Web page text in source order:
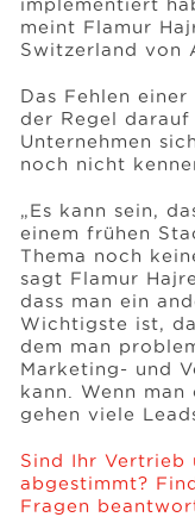
implementiert
meint Flamur
Switzerland von
Das Fehlen
der Regel
Unternehmen
noch nicht
„Es kann sein,
einem frühen
Thema noch
sagt Flamur
dass man ein
Wichtigste ist,
dem man
Marketing- und
kann. Wenn
gehen viele
Sind Ihr Vertrieb
abgestimmt?
Fragen